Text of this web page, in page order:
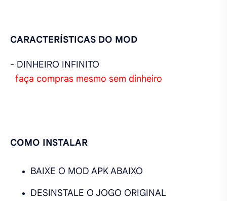
CARACTERÍSTICAS DO MOD
- DINHEIRO INFINITO
faça compras mesmo sem dinheiro
COMO INSTALAR
BAIXE O MOD APK ABAIXO
DESINSTALE O JOGO ORIGINAL